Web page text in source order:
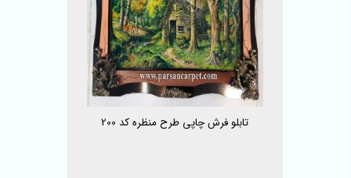
تابلو فرش چاپی طرح منظره کد 200